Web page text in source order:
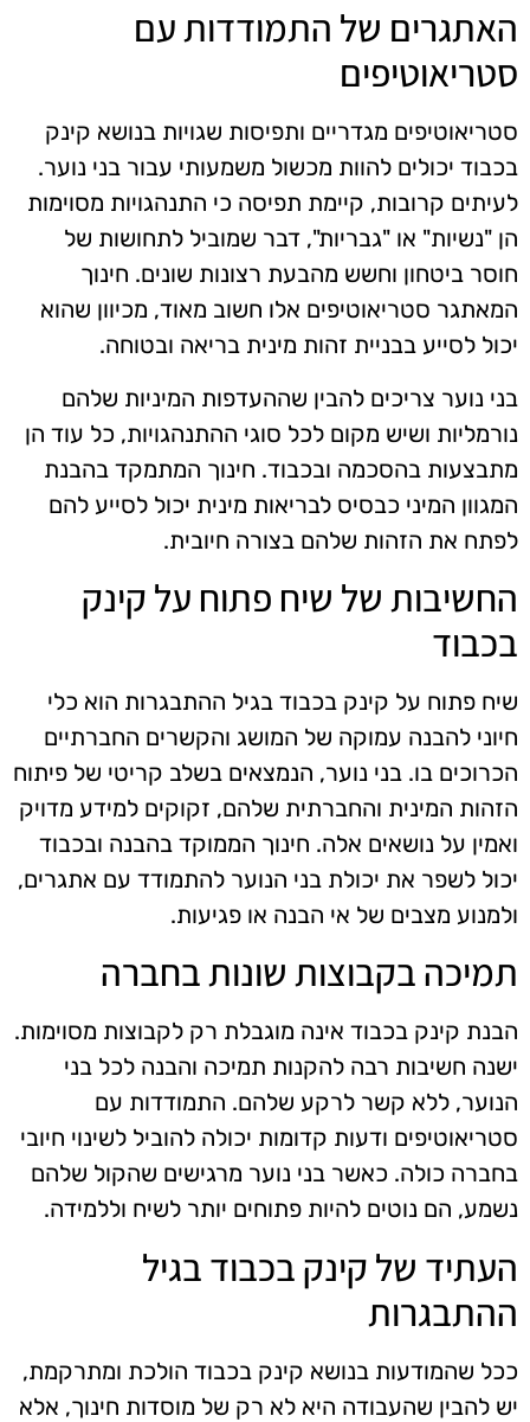
האתגרים של התמודדות עם
סטריאוטיפים
סטריאוטיפים מגדריים ותפיסות שגויות בנושא קינק
בכבוד יכולים להוות מכשול משמעותי עבור בני נוער.
לעיתים קרובות, קיימת תפיסה כי התנהגויות מסוימות
הן "נשיות" או "גבריות", דבר שמוביל לתחושות של
חוסר ביטחון וחשש מהבעת רצונות שונים. חינוך
המאתגר סטריאוטיפים אלו חשוב מאוד, מכיוון שהוא
יכול לסייע בבניית זהות מינית בריאה ובטוחה.
בני נוער צריכים להבין שההעדפות המיניות שלהם
נורמליות ושיש מקום לכל סוגי ההתנהגויות, כל עוד הן
מתבצעות בהסכמה ובכבוד. חינוך המתמקד בהבנת
המגוון המיני כבסיס לבריאות מינית יכול לסייע להם
לפתח את הזהות שלהם בצורה חיובית.
החשיבות של שיח פתוח על קינק
בכבוד
שיח פתוח על קינק בכבוד בגיל ההתבגרות הוא כלי
חיוני להבנה עמוקה של המושג והקשרים החברתיים
הכרוכים בו. בני נוער, הנמצאים בשלב קריטי של פיתוח
הזהות המינית והחברתית שלהם, זקוקים למידע מדויק
ואמין על נושאים אלה. חינוך הממוקד בהבנה ובכבוד
יכול לשפר את יכולת בני הנוער להתמודד עם אתגרים,
ולמנוע מצבים של אי הבנה או פגיעות.
תמיכה בקבוצות שונות בחברה
הבנת קינק בכבוד אינה מוגבלת רק לקבוצות מסוימות.
ישנה חשיבות רבה להקנות תמיכה והבנה לכל בני
הנוער, ללא קשר לרקע שלהם. התמודדות עם
סטריאוטיפים ודעות קדומות יכולה להוביל לשינוי חיובי
בחברה כולה. כאשר בני נוער מרגישים שהקול שלהם
נשמע, הם נוטים להיות פתוחים יותר לשיח וללמידה.
העתיד של קינק בכבוד בגיל
ההתבגרות
ככל שהמודעות בנושא קינק בכבוד הולכת ומתרקמת,
יש להבין שהעבודה היא לא רק של מוסדות חינוך, אלא